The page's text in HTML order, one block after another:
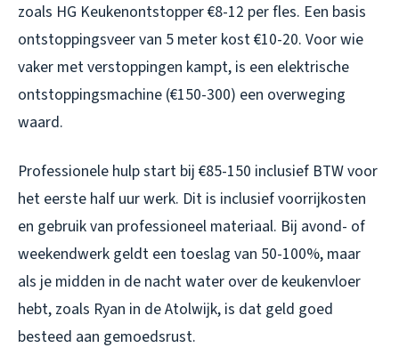
zoals HG Keukenontstopper €8-12 per fles. Een basis
ontstoppingsveer van 5 meter kost €10-20. Voor wie
vaker met verstoppingen kampt, is een elektrische
ontstoppingsmachine (€150-300) een overweging
waard.
Professionele hulp start bij €85-150 inclusief BTW voor
het eerste half uur werk. Dit is inclusief voorrijkosten
en gebruik van professioneel materiaal. Bij avond- of
weekendwerk geldt een toeslag van 50-100%, maar
als je midden in de nacht water over de keukenvloer
hebt, zoals Ryan in de Atolwijk, is dat geld goed
besteed aan gemoedsrust.